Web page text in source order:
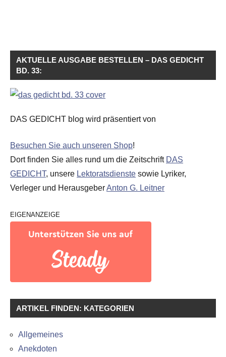
AKTUELLE AUSGABE BESTELLEN – DAS GEDICHT
BD. 33:
DAS GEDICHT blog wird präsentiert von
Besuchen Sie auch unseren Shop!
Dort finden Sie alles rund um die Zeitschrift DAS
GEDICHT, unsere Lektoratsdienste sowie Lyriker,
Verleger und HerausgeberAnton G. Leitner
EIGENANZEIGE
ARTIKEL FINDEN: KATEGORIEN
Allgemeines
Anekdoten